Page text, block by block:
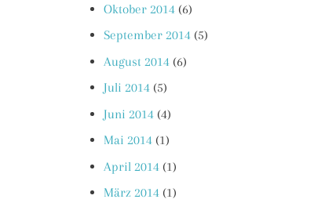
Oktober 2014 (6)
September 2014 (5)
August 2014 (6)
Juli 2014 (5)
Juni 2014 (4)
Mai 2014 (1)
April 2014 (1)
März 2014 (1)